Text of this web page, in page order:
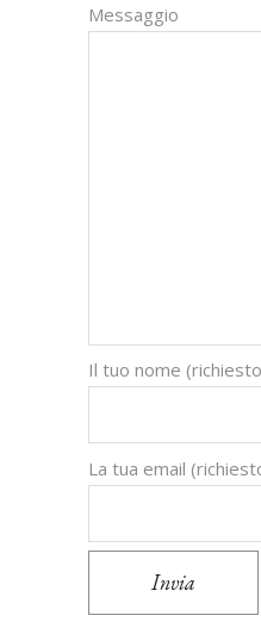
Messaggio
Il tuo nome
La tua email
Invia